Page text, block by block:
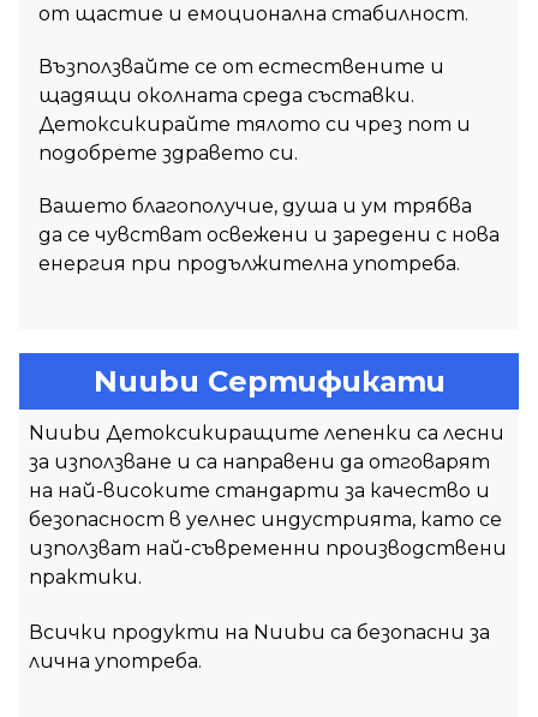
от щастие и емоционална стабилност.
Възползвайте се от естествените и
щадящи околната среда съставки.
Детоксикирайте тялото си чрез пот и
подобрете здравето си.
Вашето благополучие, душа и ум трябва
да се чувстват освежени и заредени с нова
енергия при продължителна употреба.
Nuubu Сертификати
Nuubu Детоксикиращите лепенки са лесни
за използване и са направени да отговарят
на най-високите стандарти за качество и
безопасност в уелнес индустрията, като се
използват най-съвременни производствени
практики.
Всички продукти на Nuubu са безопасни за
лична употреба.